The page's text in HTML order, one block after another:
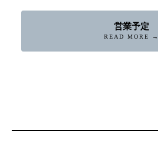
営業予定
READ MORE →